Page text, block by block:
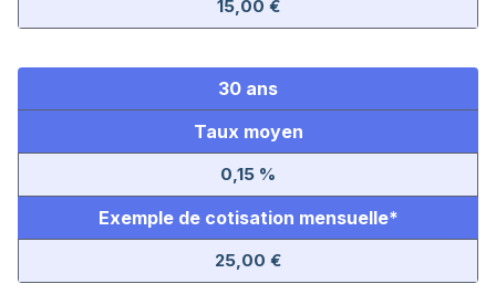
15,00 €
30 ans
Taux moyen
0,15 %
Exemple de cotisation mensuelle*
25,00 €